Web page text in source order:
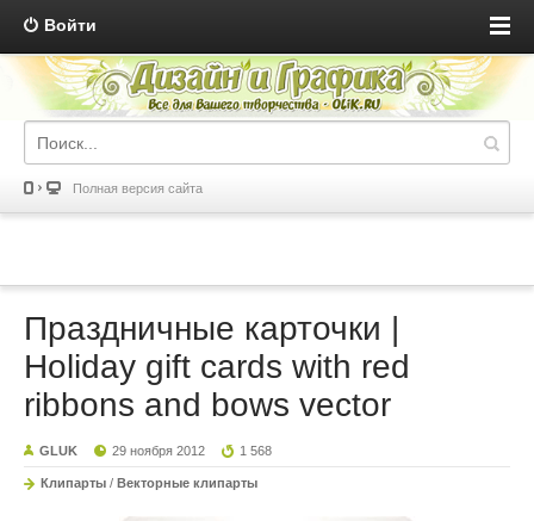
Войти
Полная версия сайта
Праздничные карточки |
Holiday gift cards with red
ribbons and bows vector
GLUK 29 ноября 2012 1 568
Клипарты / Векторные клипарты